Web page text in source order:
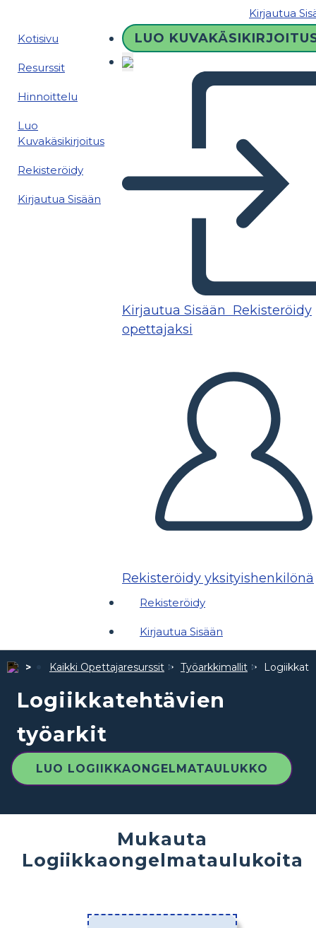
Kirjautua
Kotisivu
Resurssit
Hinnoittelu
Luo
Kuvakäsikirjoitus
Rekisteröidy
Kirjautua Sisään
LUO
Kirjautua Sisään Rekisteröidy
opettajaksi
Rekisteröidy yksityishenkilönä
Rekisteröidy
Kirjautua Sisään
Kaikki Opettajaresurssit Työarkkimallit
Logiikkatehtävien
työarkit
LUO LOGIIKKAONGELMATAULUKKO
Mukauta
Logiikkaongelmataulukoita